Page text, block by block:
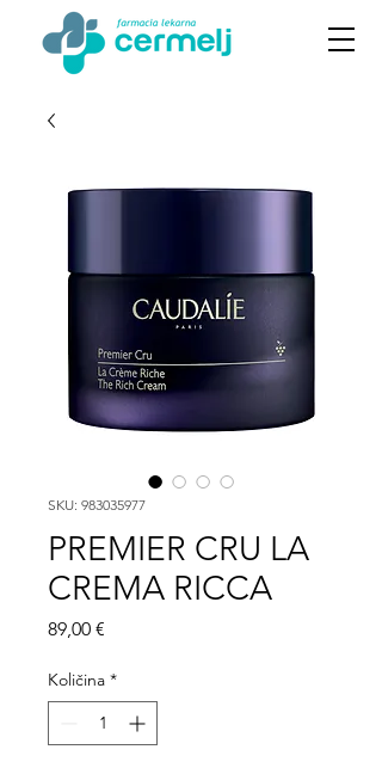
SKU: 983035977
PREMIER CRU LA
CREMA RICCA
89,00 €
Količina *